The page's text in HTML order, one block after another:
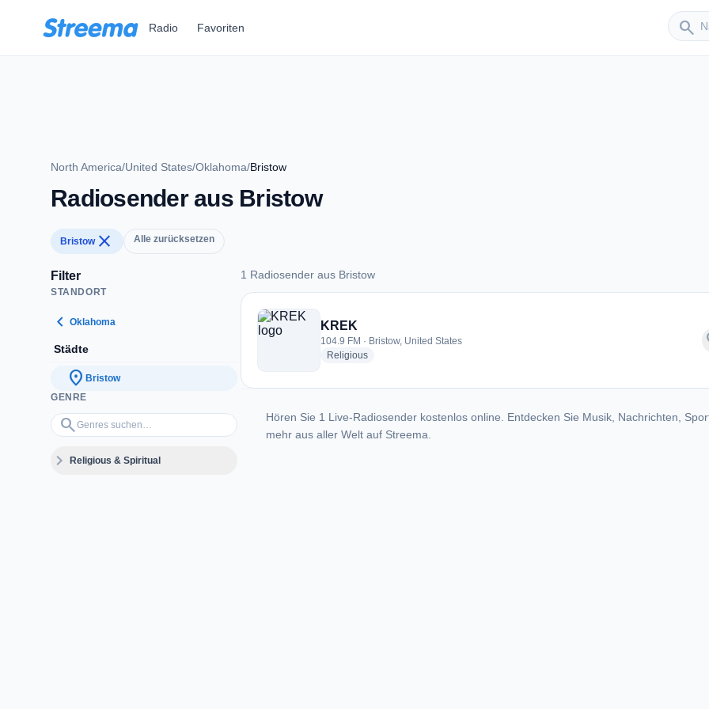
Radio Favoriten search
Sender
North America/United States/Oklahoma/Bristow
Radiosender aus Bristow
Bristowclose Alle zurücksetzen
Filter
STANDORT
chevron_left Oklahoma
Städte
location_on Bristow
GENRE
search
Genres suchen…
expand_moreReligious & Spiritual
1 Radiosender aus Bristow
1 Radiosender aus Bristow
KREK
104.9 FM · Bristow, United States
Religiousradio stations
Hören Sie 1 Live-Radiosender kostenlos online. Entdecken Sie Musik, Nachrichten,
mehr aus aller Welt auf Streema.